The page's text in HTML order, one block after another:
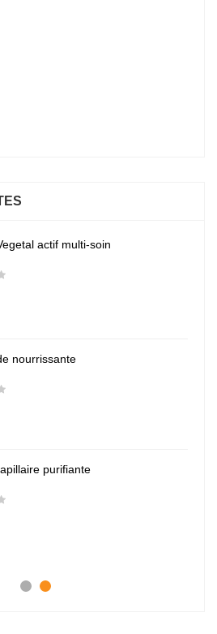
actif multi-soin
nourrissante
purifiante